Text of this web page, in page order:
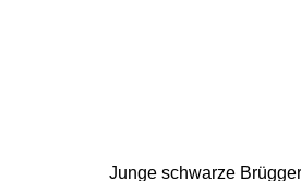
Junge schwarze